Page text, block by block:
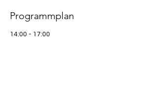
Programmplan
14:00 - 17:00